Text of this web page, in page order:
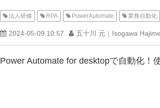
法人研修 RPA PowerAutomate 業務自動化
2024-05-09 10:57 五十川 元｜Isogawa Hajime
Power Automate for desktopで自動化！